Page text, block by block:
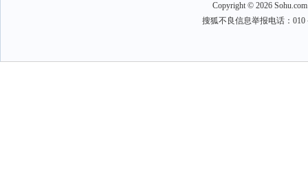
Copyright © 2026
搜狐不良信息举报电话：010